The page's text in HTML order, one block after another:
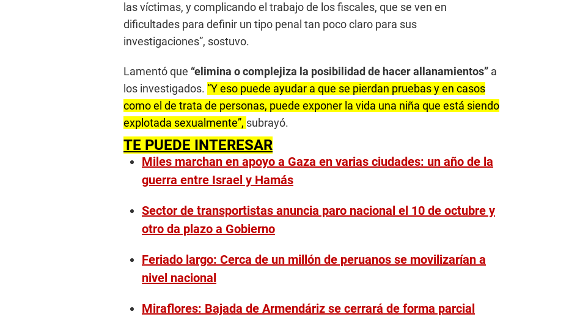
las víctimas, y complicando el trabajo de los fiscales, que se ven en
dificultades para definir un tipo penal tan poco claro para sus
investigaciones”, sostuvo.
Lamentó que “elimina o complejiza la posibilidad de hacer allanamientos” a
los investigados. “Y eso puede ayudar a que se pierdan pruebas y en casos
como el de trata de personas, puede exponer la vida una niña que está siendo
explotada sexualmente”, subrayó.
TE PUEDE INTERESAR
Miles marchan en apoyo a Gaza en varias ciudades: un año de la
guerra entre Israel y Hamás
Sector de transportistas anuncia paro nacional el 10 de octubre y
otro da plazo a Gobierno
Feriado largo: Cerca de un millón de peruanos se movilizarían a
nivel nacional
Miraflores: Bajada de Armendáriz se cerrará de forma parcial